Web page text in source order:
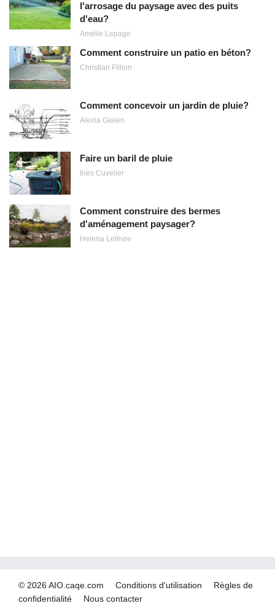
l'arrosage du paysage avec des puits
d'eau?
Amélie Lepage
Comment construire un patio en béton?
Christian Fillion
Comment concevoir un jardin de pluie?
Alexia Gielen
Faire un baril de pluie
Inès Cuvelier
Comment construire des bermes
d'aménagement paysager?
Helena Lefèvre
© 2026 AIO.caqe.com Conditions d'utilisation
Règles de
confidentialité
Nous contacter